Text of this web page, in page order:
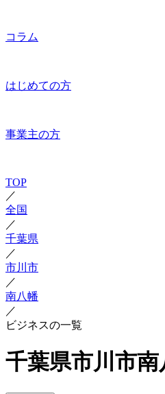
コラム
はじめての方
事業主の方
TOP
／
全国
／
千葉県
／
市川市
／
南八幡
／
ビジネスの一覧
千葉県市川市